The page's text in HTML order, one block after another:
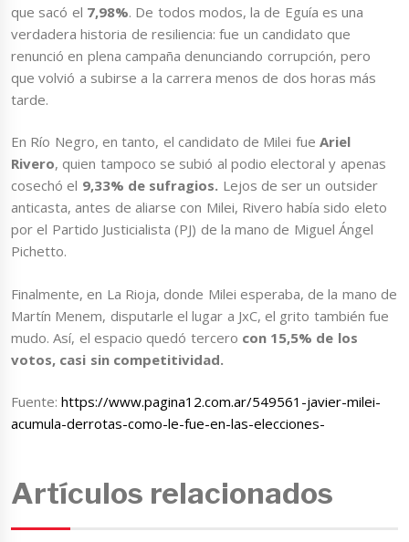
que sacó el 7,98%. De todos modos, la de Eguía es una
verdadera historia de resiliencia: fue un candidato que
renunció en plena campaña denunciando corrupción, pero
que volvió a subirse a la carrera menos de dos horas más
tarde.
En Río Negro, en tanto, el candidato de Milei fue Ariel
Rivero, quien tampoco se subió al podio electoral y apenas
cosechó el 9,33% de sufragios. Lejos de ser un outsider
anticasta, antes de aliarse con Milei, Rivero había sido eleto
por el Partido Justicialista (PJ) de la mano de Miguel Ángel
Pichetto.
Finalmente, en La Rioja, donde Milei esperaba, de la mano de
Martín Menem, disputarle el lugar a JxC, el grito también fue
mudo. Así, el espacio quedó tercero con 15,5% de los
votos, casi sin competitividad.
Fuente:https://www.pagina12.com.ar/549561-javier-milei-
acumula-derrotas-como-le-fue-en-las-elecciones-
Artículos relacionados